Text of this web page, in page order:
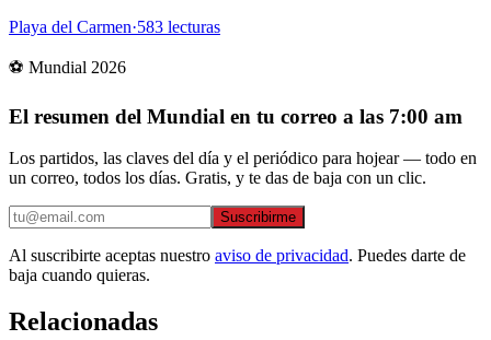
Playa del Carmen·583 lecturas
⚽ Mundial 2026
El resumen del Mundial en tu correo a las 7:00 am
Los partidos, las claves del día y el periódico para hojear — todo en
un correo, todos los días. Gratis, y te das de baja con un clic.
Suscribirme
Al suscribirte aceptas nuestro aviso de privacidad. Puedes darte de
baja cuando quieras.
Relacionadas